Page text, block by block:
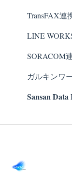
ルックアッ
カードビュ
一覧個別指
再利用フィ
フルスクリ
krewData手
ガルキンス
フィールド
Backlog課
kinnote（キ
TransFAX連
LINE
SORACOM
ガルキンワ
Sansan